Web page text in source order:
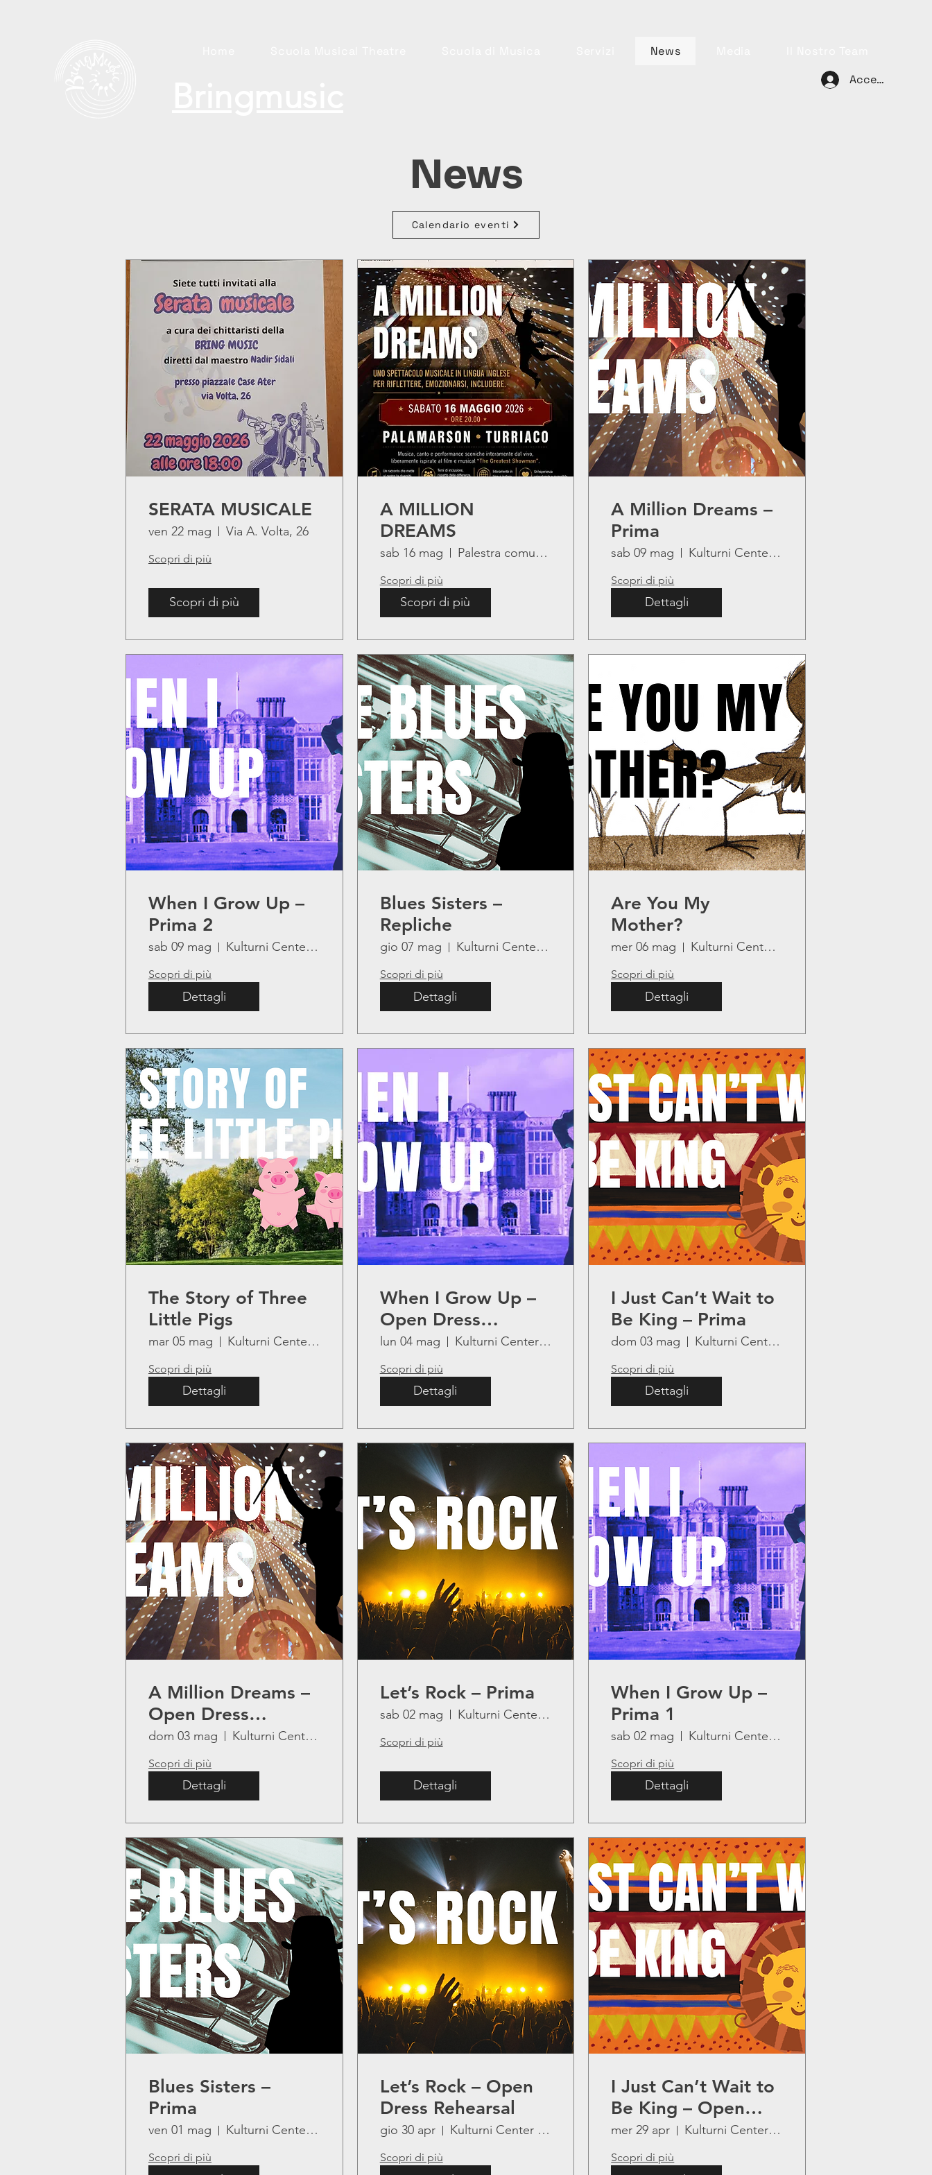
News
Accedi
News
Calendario eventi
SERATA MUSICALE
ven 22 mag Via A. Volta, 26
Scopri di più
Scopri di più
A MILLION
DREAMS
sab 16 mag Palestra comunale Turriaco - PalaMarson
Scopri di più
Scopri di più
A Million Dreams –
Prima
sab 09 mag Kulturni Center Lojze Bratuž
Scopri di più
Dettagli
When I Grow Up –
Prima 2
sab 09 mag Kulturni Center Lojze Bratuž
Scopri di più
Dettagli
Blues Sisters –
Repliche
gio 07 mag Kulturni Center Lojze Bratuž
Scopri di più
Dettagli
Are You My
Mother?
mer 06 mag Kulturni Center Lojze Bratuž
Scopri di più
Dettagli
The Story of Three
Little Pigs
mar 05 mag Kulturni Center Lojze Bratuž
Scopri di più
Dettagli
When I Grow Up –
Open Dress
Rehearsal 2
lun 04 mag Kulturni Center Lojze Bratuž
Scopri di più
Dettagli
I Just Can’t Wait to
Be King – Prima
dom 03 mag Kulturni Center Lojze Bratuž
Scopri di più
Dettagli
A Million Dreams –
Open Dress
Rehearsal
dom 03 mag Kulturni Center Lojze Bratuž
Scopri di più
Dettagli
Let’s Rock – Prima
sab 02 mag Kulturni Center Lojze Bratuž
Scopri di più
Dettagli
When I Grow Up –
Prima 1
sab 02 mag Kulturni Center Lojze Bratuž
Scopri di più
Dettagli
Blues Sisters –
Prima
ven 01 mag Kulturni Center Lojze Bratuž
Scopri di più
Let’s Rock – Open
Dress Rehearsal
gio 30 apr Kulturni Center Lojze Bratuž
Scopri di più
I Just Can’t Wait to
Be King – Open
Dress Rehearsal
mer 29 apr Kulturni Center Lojze Bratuž
Scopri di più